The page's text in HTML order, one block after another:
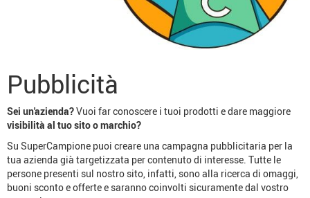
Pubblicità
Sei un'azienda?Vuoi far conoscere i tuoi prodotti e dare maggiore
visibilità al tuo sito o marchio?
Su SuperCampione puoi creare una campagna pubblicitaria per la
tua azienda già targetizzata per contenuto di interesse. Tutte le
persone presenti sul nostro sito, infatti, sono alla ricerca di omaggi,
buoni sconto e offerte e saranno coinvolti sicuramente dal vostro